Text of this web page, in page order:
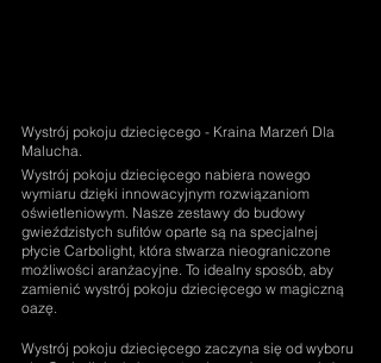
Wystrój pokoju dziecięcego - Kraina Marzeń Dla
Malucha.
Wystrój pokoju dziecięcego nabiera nowego
wymiaru dzięki innowacyjnym rozwiązaniom
oświetleniowym. Nasze zestawy do budowy
gwieździstych sufitów oparte są na specjalnej
płycie Carbolight, która stwarza nieograniczone
możliwości aranżacyjne. To idealny sposób, aby
zamienić wystrój pokoju dziecięcego w magiczną
oazę.
Wystrój pokoju dziecięcego zaczyna się od wyboru